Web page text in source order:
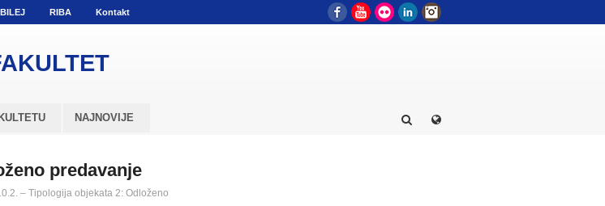
RIBA Kontakt FacebookYouTube
Flickr LinkedIn
NAJNOVIJE
predavanje
– Tipologija objekata 2: Odloženo